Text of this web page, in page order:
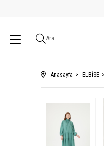
Ara
Anasayfa ELBİSE